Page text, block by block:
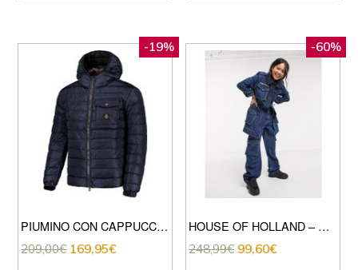
-19%
PIUMINO CON CAPPUCCIO HUNTER
209,00€ 169,95€
-60%
HOUSE OF HOLLAND – GIACCA DI JEANS MULTITASCHE IN COORDINATO-BLU
248,99€ 99,60€